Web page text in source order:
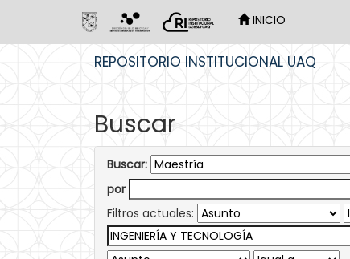
INICIO
REPOSITORIO INSTITUCIONAL UAQ
Buscar
Buscar:
por
Filtros actuales: